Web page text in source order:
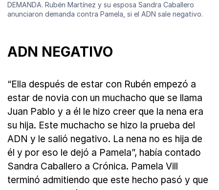
DEMANDA. Rubén Martínez y su esposa Sandra Caballero
anunciaron demanda contra Pamela, si el ADN sale negativo.
ADN NEGATIVO
“Ella después de estar con Rubén empezó a
estar de novia con un muchacho que se llama
Juan Pablo y a él le hizo creer que la nena era
su hija. Este muchacho se hizo la prueba del
ADN y le salió negativo. La nena no es hija de
él y por eso le dejó a Pamela”, había contado
Sandra Caballero a Crónica. Pamela Vill
terminó admitiendo que este hecho pasó y que